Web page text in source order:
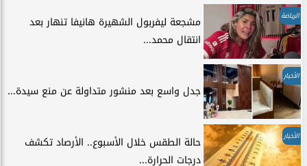
الرياضة
مشجعة ليفربول الشهيرة هانيفا تنهار بعد
انتقال محمد...
الأخبار
جدل واسع بعد منشور متداولة عن منع سيدة...
الأخبار
حالة الطقس خلال الأسبوع.. الأرصاد تكشف
درجات الحرارة...